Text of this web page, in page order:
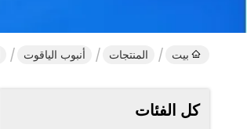
بيت المنتجات أنبوب الياقوت
كل الفئات